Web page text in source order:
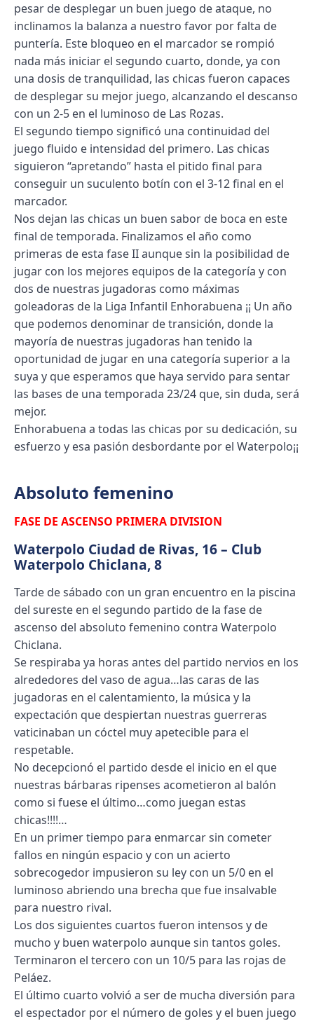
pesar de desplegar un buen juego de ataque, no
inclinamos la balanza a nuestro favor por falta de
puntería. Este bloqueo en el marcador se rompió
nada más iniciar el segundo cuarto, donde, ya con
una dosis de tranquilidad, las chicas fueron capaces
de desplegar su mejor juego, alcanzando el descanso
con un 2-5 en el luminoso de Las Rozas.
El segundo tiempo significó una continuidad del
juego fluido e intensidad del primero. Las chicas
siguieron “apretando” hasta el pitido final para
conseguir un suculento botín con el 3-12 final en el
marcador.
Nos dejan las chicas un buen sabor de boca en este
final de temporada. Finalizamos el año como
primeras de esta fase II aunque sin la posibilidad de
jugar con los mejores equipos de la categoría y con
dos de nuestras jugadoras como máximas
goleadoras de la Liga Infantil Enhorabuena ¡¡ Un año
que podemos denominar de transición, donde la
mayoría de nuestras jugadoras han tenido la
oportunidad de jugar en una categoría superior a la
suya y que esperamos que haya servido para sentar
las bases de una temporada 23/24 que, sin duda, será
mejor.
Enhorabuena a todas las chicas por su dedicación, su
esfuerzo y esa pasión desbordante por el Waterpolo¡¡
Absoluto femenino
FASE DE ASCENSO PRIMERA DIVISION
Waterpolo Ciudad de Rivas, 16 – Club
Waterpolo Chiclana, 8
Tarde de sábado con un gran encuentro en la piscina
del sureste en el segundo partido de la fase de
ascenso del absoluto femenino contra Waterpolo
Chiclana.
Se respiraba ya horas antes del partido nervios en los
alrededores del vaso de agua…las caras de las
jugadoras en el calentamiento, la música y la
expectación que despiertan nuestras guerreras
vaticinaban un cóctel muy apetecible para el
respetable.
No decepcionó el partido desde el inicio en el que
nuestras bárbaras ripenses acometieron al balón
como si fuese el último…como juegan estas
chicas!!!!…
En un primer tiempo para enmarcar sin cometer
fallos en ningún espacio y con un acierto
sobrecogedor impusieron su ley con un 5/0 en el
luminoso abriendo una brecha que fue insalvable
para nuestro rival.
Los dos siguientes cuartos fueron intensos y de
mucho y buen waterpolo aunque sin tantos goles.
Terminaron el tercero con un 10/5 para las rojas de
Peláez.
El último cuarto volvió a ser de mucha diversión para
el espectador por el número de goles y el buen juego